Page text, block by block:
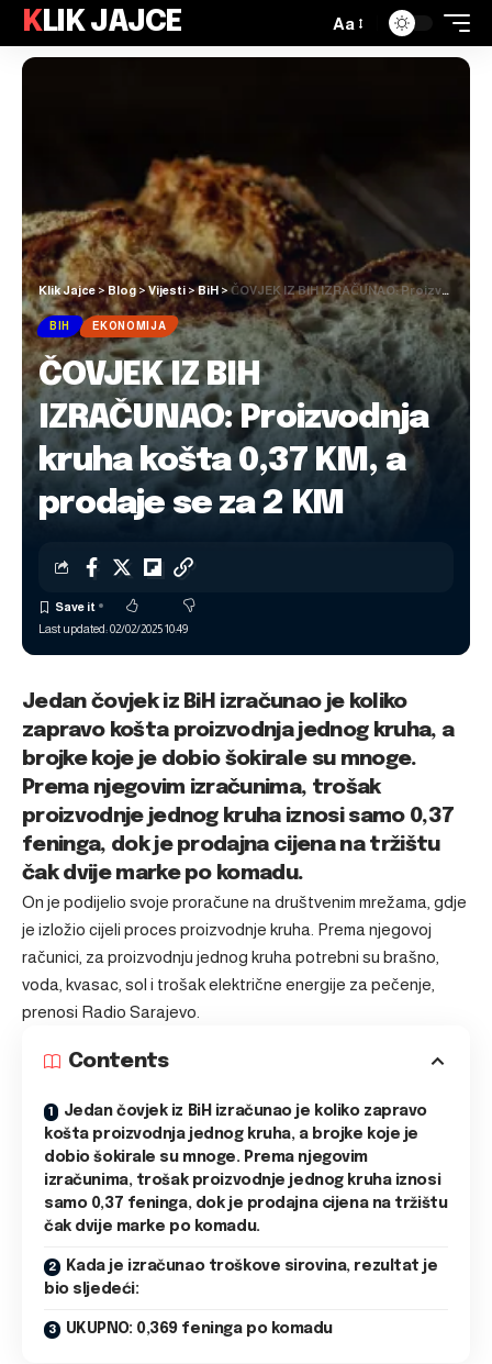
KLIK JAJCE Aa
Klik Jajce>Blog >Vijesti >BiH> ČOVJEK IZ BIH IZRAČUNAO: Proizvodnja kruha košta 0,37 KM, a prodaje se za 2 KM
BIH EKONOMIJA
ČOVJEK IZ BIH
IZRAČUNAO: Proizvodnja
kruha košta 0,37 KM, a
prodaje se za 2 KM
Last updated: 02/02/2025 10:49
Jedan čovjek iz BiH izračunao je koliko
zapravo košta proizvodnja jednog kruha, a
brojke koje je dobio šokirale su mnoge.
Prema njegovim izračunima, trošak
proizvodnje jednog kruha iznosi samo 0,37
feninga, dok je prodajna cijena na tržištu
čak dvije marke po komadu.
On je podijelio svoje proračune na društvenim mrežama, gdje
je izložio cijeli proces proizvodnje kruha. Prema njegovoj
računici, za proizvodnju jednog kruha potrebni su brašno,
voda, kvasac, sol i trošak električne energije za pečenje,
prenosi Radio Sarajevo
Contents
Jedan čovjek iz BiH izračunao je koliko zapravo
košta proizvodnja jednog kruha, a brojke koje je
dobio šokirale su mnoge. Prema njegovim
izračunima, trošak proizvodnje jednog kruha iznosi
samo 0,37 feninga, dok je prodajna cijena na tržištu
čak dvije marke po komadu.
Kada je izračunao troškove sirovina, rezultat je
bio sljedeći:
UKUPNO: 0,369 feninga po komadu